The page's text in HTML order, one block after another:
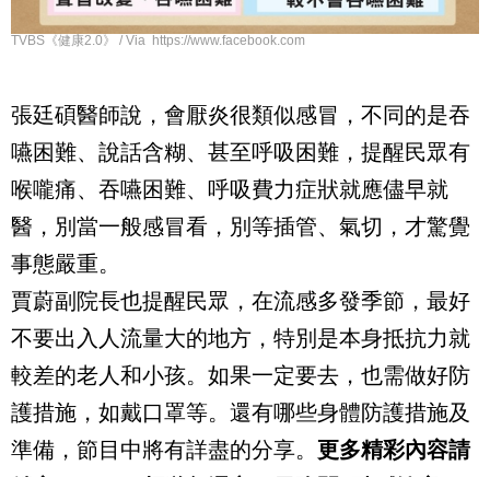
TVBS《健康2.0》 / Via https://www.facebook.com
張廷碩醫師說，會厭炎很類似感冒，不同的是吞
嚥困難、說話含糊、甚至呼吸困難，提醒民眾有
喉嚨痛、吞嚥困難、呼吸費力症狀就應儘早就
醫，別當一般感冒看，別等插管、氣切，才驚覺
事態嚴重。
賈蔚副院長也提醒民眾，在流感多發季節，最好
不要出入人流量大的地方，特別是本身抵抗力就
較差的老人和小孩。如果一定要去，也需做好防
護措施，如戴口罩等。還有哪些身體防護措施及
準備，節目中將有詳盡的分享。 更多精彩內容請